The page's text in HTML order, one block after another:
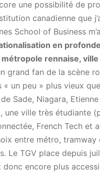
une possibilité de
canadienne que
School of Business
en
métropole rennaise,
grand fan de la scène
un peu » plus vieux
Sade, Niagara,
une ville très étudiante
French Tech et
entre métro,
Le TGV place depuis
donc encore plus